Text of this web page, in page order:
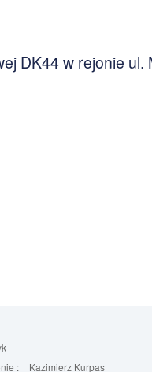
DK44 w rejonie ul.
: Kazimierz Kurpas